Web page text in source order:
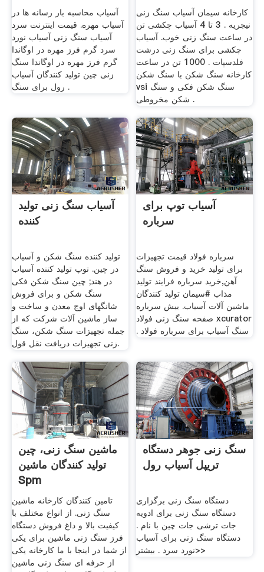
آسیاب محاسبه بار رسانه ها در
آسیاب مهره. قیمت اینترنت سرد
آسیاب سنگ زنی آسیاب نورد
سرد گرم فرز مهره در اوگاندا
گرم فرز مهره در اوگاندا سنگ
زنی چین تولید کنندگان آسیاب
رول برای سنگ .
کارخانه سیمان آسیاب سنگ زنی
نیجریه . 3 تا 4 آسیاب چکشی تن
در ساعت سنگ زنی خوب. آسیاب
چکشی برای سنگ زنی درشت
فلدسپات . 1000 تن در ساعت
کارخانه سنگ شکن با سنگ شکن
vsi سنگ شکن فکی و سنگ
شکن مخروطی .
آسیاب سنگ زنی تولید
کننده
تولید کننده سنگ شکن و آسیاب
در چین. توپ تولید کننده آسیاب
در هند; چین سنگ شکن فکی
سنگ شکن و برای فروش
شانگهای اوج معدن و ساخت و
ساز ماشین آلات شرکت که از
جمله تجهیزات سنگ شکن، سنگ
زنی تجهیزات دریافت نقل قول.
آسیاب توپ برای
سرباره
سرباره فولاد قیمت تجهیزات
برای تولید خرید و فروش سنگ
آهن,خرید سرباره فرایند تولید
مذاب #سیمان تولید کنندگان
ماشین آلات آسیاب. بیش سرباره
صفحه سنگ زنی فولاد xcurator
. سنگ آسیاب برای سرباره فولاد
ماشین سنگ زنی، چین
تولید کنندگان ماشین
Spm
تامین کنندگان کارخانه ماشین
سنگ زنی. از انواع مختلف با
کیفیت بالا و داغ فروش دستگاه
فرز سنگ زنی ماشین برای یکی
از شما در اینجا با ما کارخانه یکی
از حرفه ای سنگ زنی ماشین
سنگ زنی جوهر دستگاه
تریپل آسیاب رول
دستگاه سنگ زنی برگزاری
دستگاه سنگ زنی برای ادویه
جات ترشی جات چین با نام .
دستگاه سنگ زنی برای آسیاب
نورد سرد . بیشتر>>